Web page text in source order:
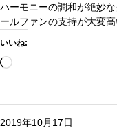
ハーモニーの調和が絶妙
ールファンの支持が大変
いいね:
読
み
中…
2019年10月17日